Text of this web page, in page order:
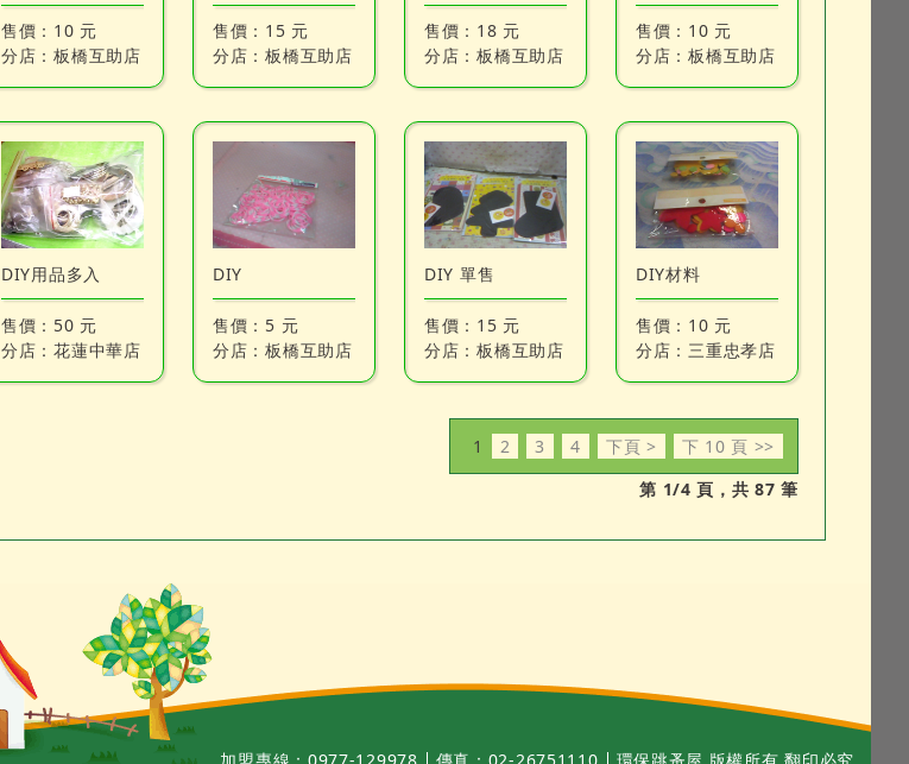
售價： 10 元
分店：板橋互助店
售價： 15 元
分店：板橋互助店
售價： 18 元
分店：板橋互助店
售價： 10 元
分店：板橋互助店
DIY用品多入
售價： 50 元
分店：花蓮中華店
DIY
售價： 5 元
分店：板橋互助店
DIY 單售
售價： 15 元
分店：板橋互助店
DIY材料
售價： 10 元
分店： 三重忠孝店
1 2 3 4 下頁 >
下 10 頁 >>
第 1/4 頁，共 87 筆
加盟專線：0977-129978 傳真：02-26751110 環保跳蚤屋 版權所有 翻印必究